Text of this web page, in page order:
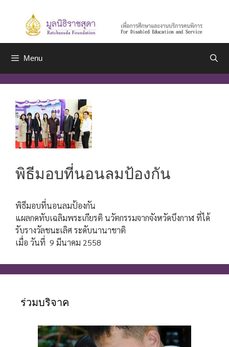
content
Menu
พิธีมอบที่นอนลมป้องกัน
พิธีมอบที่นอนลมป้องกัน
แผลกดทับเฉลิมพระเกียรติ นวัตกรรมจากจังหวัดบึงกาฬ ที่ได้
รับรางวัลชนะเลิศ ระดับนานาชาติ
เมื่อ วันที่ 9 มีนาคม 2558
ร่วมบริจาค